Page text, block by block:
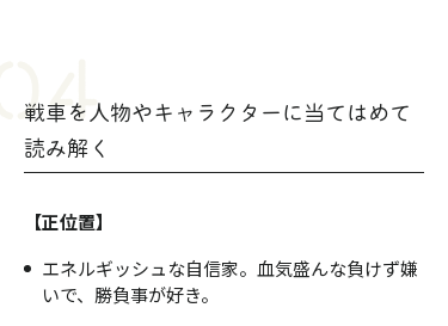
戦車を人物やキャラクターに当てはめて
読み解く
【正位置】
エネルギッシュな自信家。血気盛んな負けず嫌
いで、勝負事が好き。